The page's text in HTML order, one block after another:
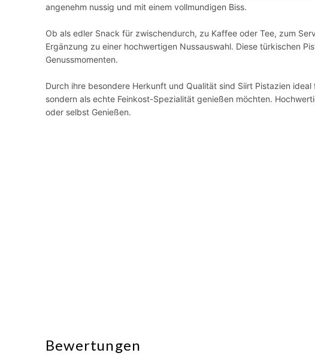
angenehm nussig und mit einem vollmundigen Biss.
Ob als edler Snack für zwischendurch, zu Kaffee oder Tee, zum
Ergänzung zu einer hochwertigen Nussauswahl. Diese türkischen
Genussmomenten.
Durch ihre besondere Herkunft und Qualität sind Siirt Pistazien
sondern als echte Feinkost-Spezialität genießen möchten.
oder selbst Genießen.
Bewertungen